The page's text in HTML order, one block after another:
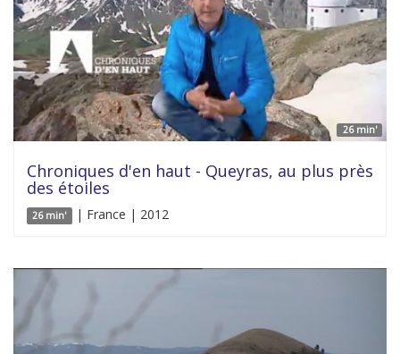
26 min'
Chroniques d'en haut - Queyras, au plus près
des étoiles
26 min' | France | 2012